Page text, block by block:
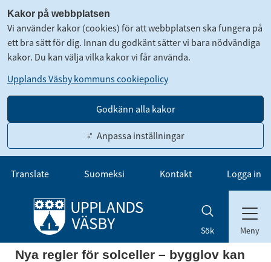
Kakor på webbplatsen
Vi använder kakor (cookies) för att webbplatsen ska fungera på
ett bra sätt för dig. Innan du godkänt sätter vi bara nödvändiga
kakor. Du kan välja vilka kakor vi får använda.
Upplands Väsby kommuns cookiepolicy
Godkänn alla kakor
Anpassa inställningar
Gå till innehåll
Translate Suomeksi Kontakt Logga in
Sök Meny
Nya regler för solceller – bygglov kan